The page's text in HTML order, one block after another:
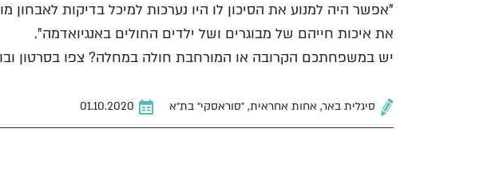
"אפשר היה למנוע את הסיכון לו היו נערכות למיכל בדיקות
את איכות חייהם של מבוגרים ושל ילדים החולים באנגיואדמה".
יש במשפחתכם הקרובה או המורחבת חולה במחלה? צפו בסרטון
סיגלית באר, אחות אחראית, ״סוראסקי״ בת״א